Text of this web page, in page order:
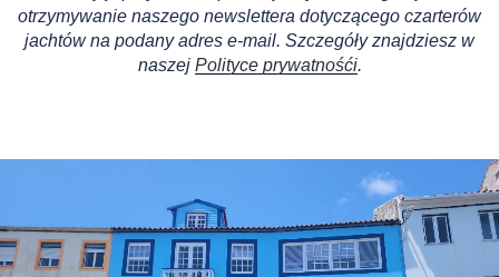
otrzymywanie naszego newslettera dotyczącego czarterów
jachtów na podany adres e-mail. Szczegóły znajdziesz w
naszej Polityce prywatnośći.